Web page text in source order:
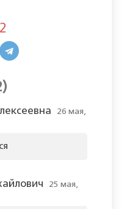
26 мая,
25 мая,